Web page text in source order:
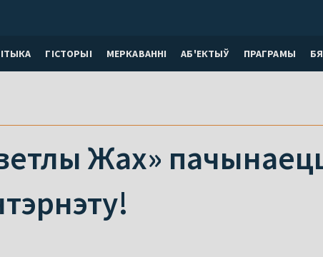
ГІСТОРЫІ МЕРКАВАННI АБ'ЕКТЫЎ ПРАГРАМЫ
Жах»